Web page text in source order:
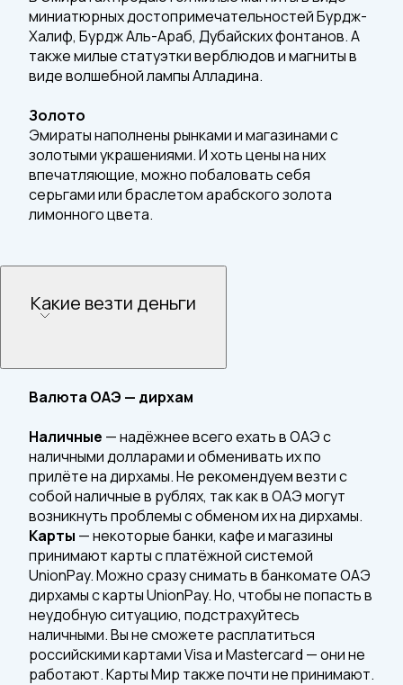
миниатюрных достопримечательностей Бурдж-
Халиф, Бурдж Аль-Араб, Дубайских фонтанов. А
также милые статуэтки верблюдов и магниты в
виде волшебной лампы Алладина.
Золото
Эмираты наполнены рынками и магазинами с
золотыми украшениями. И хоть цены на них
впечатляющие, можно побаловать себя
серьгами или браслетом арабского золота
лимонного цвета.
Какие везти деньги
Валюта ОАЭ — дирхам
Наличные — надёжнее всего ехать в ОАЭ с
наличными долларами и обменивать их по
прилёте на дирхамы. Не рекомендуем везти с
собой наличные в рублях, так как в ОАЭ могут
возникнуть проблемы с обменом их на дирхамы.
Карты — некоторые банки, кафе и магазины
принимают карты с платёжной системой
UnionPay. Можно сразу снимать в банкомате ОАЭ
дирхамы с карты UnionPay. Но, чтобы не попасть в
неудобную ситуацию, подстрахуйтесь
наличными. Вы не сможете расплатиться
российскими картами Visa и Mastercard — они не
работают. Карты Мир также почти не принимают.